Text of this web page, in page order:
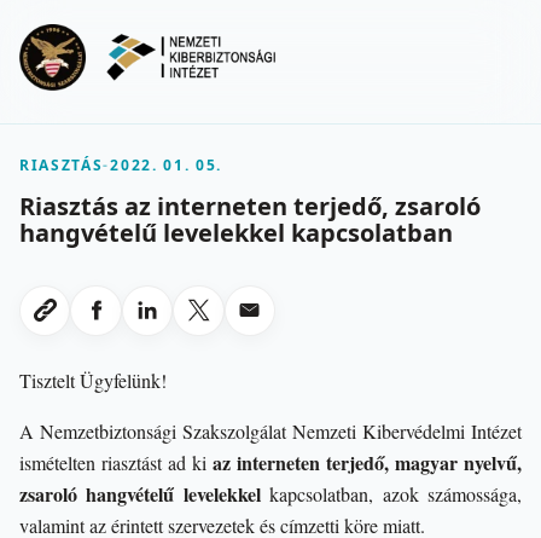
RIASZTÁS-2022. 01. 05.
Riasztás az interneten terjedő, zsaroló
hangvételű levelekkel kapcsolatban
Link masolasa
Megosztas Facebookon
Megosztas LinkedInen
Megosztas X-en
Megosztas emailben
Tisztelt Ügyfelünk!
A Nemzetbiztonsági Szakszolgálat Nemzeti Kibervédelmi Intézet
ismételten riasztást ad ki az interneten terjedő, magyar nyelvű,
zsaroló hangvételű levelekkelkapcsolatban, azok számossága,
valamint az érintett szervezetek és címzetti köre miatt.